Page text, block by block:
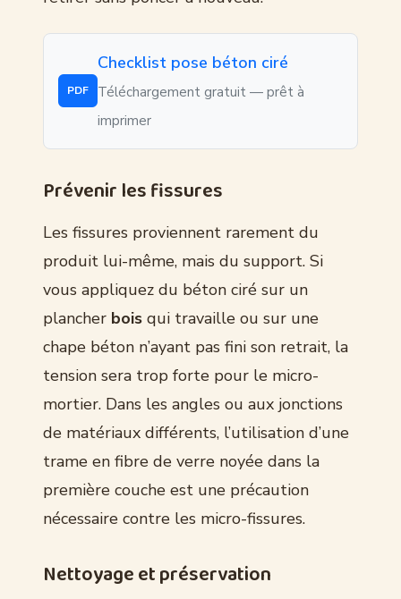
PDF
Checklist pose béton ciré
Téléchargement gratuit — prêt à
imprimer
Prévenir les fissures
Les fissures proviennent rarement du
produit lui-même, mais du support. Si
vous appliquez du béton ciré sur un
plancher bois qui travaille ou sur une
chape béton n’ayant pas fini son retrait, la
tension sera trop forte pour le micro-
mortier. Dans les angles ou aux jonctions
de matériaux différents, l’utilisation d’une
trame en fibre de verre noyée dans la
première couche est une précaution
nécessaire contre les micro-fissures.
Nettoyage et préservation